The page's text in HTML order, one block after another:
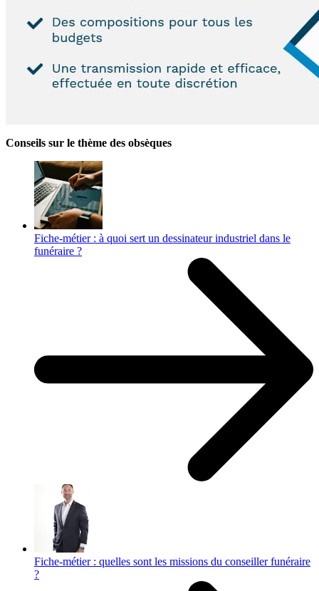
Conseils sur le thème des obsèques
Fiche-métier : à quoi sert un dessinateur industriel dans le
funéraire ?
Fiche-métier : quelles sont les missions du conseiller funéraire
?